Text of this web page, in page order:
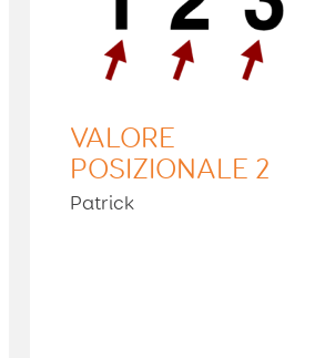
VALORE
POSIZIONALE 2
Patrick